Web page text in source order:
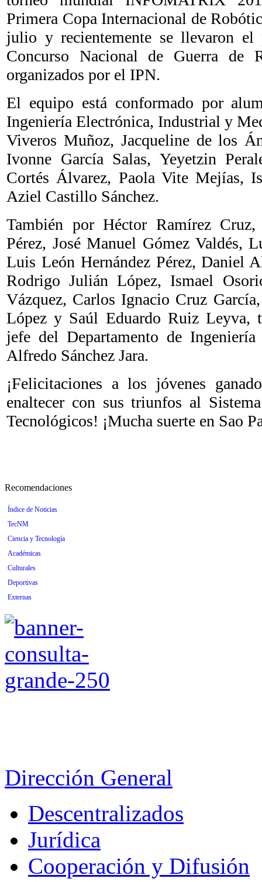
Primera Copa Internacional de
julio y recientemente se llevaron
Concurso Nacional de Guerra de
organizados por el IPN.
El equipo está conformado por
Ingeniería Electrónica, Industrial y
Viveros Muñoz, Jacqueline de los
Ivonne García Salas, Yeyetzin
Cortés Álvarez, Paola Vite Mejías,
Aziel Castillo Sánchez.
También por Héctor Ramírez
Pérez, José Manuel Gómez Valdés,
Luis León Hernández Pérez, Daniel
Rodrigo Julián López, Ismael
Vázquez, Carlos Ignacio Cruz
López y Saúl Eduardo Ruiz Leyva,
jefe del Departamento de
Alfredo Sánchez Jara.
¡Felicitaciones a los jóvenes
enaltecer con sus triunfos al
Tecnológicos! ¡Mucha suerte en Sao
Recomendaciones
Índice de Noticias
TecNM
Ciencia y Tecnología
Académicas
Culturales
Deportivas
Externas
Dirección General
Descentralizados
Jurídica
Cooperación y Difusión